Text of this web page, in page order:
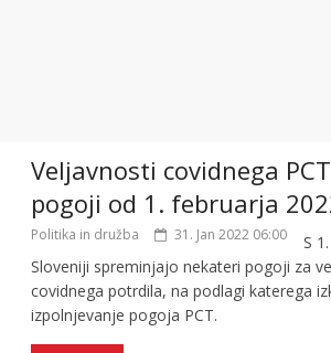
Veljavnosti covidnega
pogoji od 1. februarja
Politika in družba 31. Jan 2022 06:00
S
Sloveniji spreminjajo nekateri pogoji za
covidnega potrdila, na podlagi katerega
izpolnjevanje pogoja PCT.